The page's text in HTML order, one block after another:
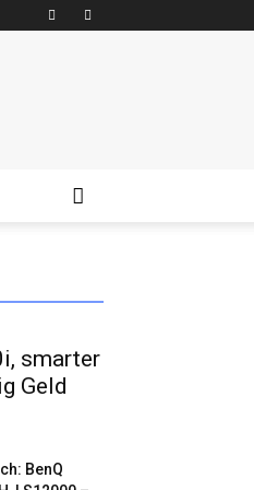
smarter
Geld
BenQ